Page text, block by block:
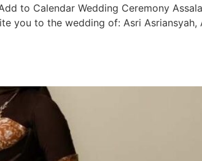
to Calendar Wedding Ceremony
you to the wedding of: Asri Asriansyah,